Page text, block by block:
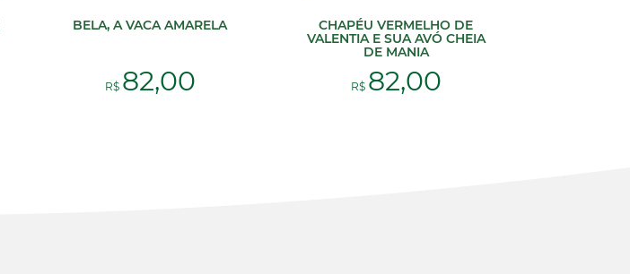
BELA, A VACA AMARELA
R$ 82,00
CHAPÉU VERMELHO DE
VALENTIA E SUA AVÓ CHEIA
DE MANIA
R$ 82,00